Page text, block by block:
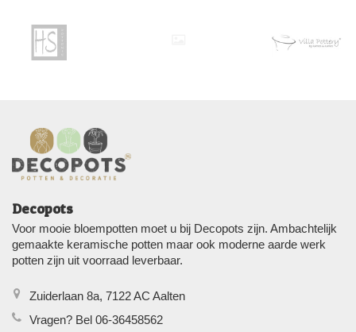
Decopots
Voor mooie bloempotten moet u bij Decopots zijn. Ambachtelijk
gemaakte keramische potten maar ook moderne aarde werk
potten zijn uit voorraad leverbaar.
Zuiderlaan 8a, 7122 AC Aalten
Vragen? Bel 06-36458562